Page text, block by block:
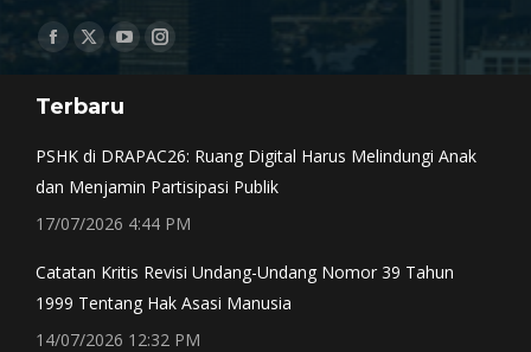
Find us on:
Facebook
opens
window
X
opens
window
YouTube
opens
Instagram
window
Terbaru
PSHK di DRAPAC26: Ruang Digital Harus Melindungi Anak
dan Menjamin Partisipasi Publik
17/07/2026 4:44 PM
Catatan Kritis Revisi Undang-Undang Nomor 39 Tahun
1999 Tentang Hak Asasi Manusia
14/07/2026 12:32 PM